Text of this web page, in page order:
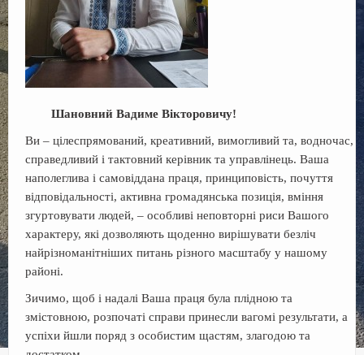
Шановний Вадиме Вікторовичу!
Ви – цілеспрямований, креативний, вимогливий та, водночас,
справедливий і тактовний керівник та управлінець. Ваша
наполеглива і самовіддана праця, принциповість, почуття
відповідальності, активна громадянська позиція, вміння
згуртовувати людей, – особливі неповторні риси Вашого
характеру, які дозволяють щоденно вирішувати безліч
найрізноманітніших питань різного масштабу у нашому
районі.
Зичимо, щоб і надалі Ваша праця була плідною та
змістовною, розпочаті справи принесли вагомі результати, а
успіхи йшли поряд з особистим щастям, злагодою та